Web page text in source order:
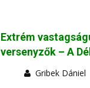
Extrém
versenyzők – A
Gribek Dániel